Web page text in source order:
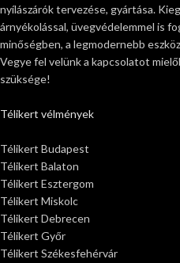
nyílászárók tervezése, gyártása.
árnyékolással, üvegvédelemmel is
minőségben, a legmodernebb
Vegye fel velünk a kapcsolatot
szüksége!
Télikert vélmények
Télikert Budapest
Télikert Balaton
Télikert Esztergom
Télikert Miskolc
Télikert Debrecen
Télikert Győr
Télikert Székesfehérvár